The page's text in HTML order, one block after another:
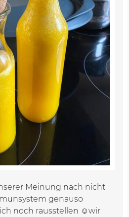
Meinung nach nicht
genauso
noch rausstellen ☺️wir